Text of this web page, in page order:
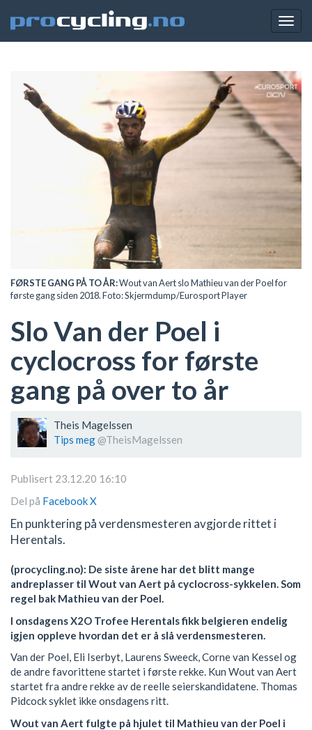
FØRSTE GANG PÅ TO ÅR:Wout van Aert slo Mathieu van der Poel for
første gang siden 2018. Foto: Skjermdump/Eurosport Player
Slo Van der Poel i
cyclocross for første
gang på over to år
Theis Magelssen
Tips meg @TheisMagelssen
Publisert 23.12.20 16:10
Del på FacebookX
En punktering på verdensmesteren avgjorde rittet i
Herentals.
(procycling.no): De siste årene har det blitt mange
andreplasser til Wout van Aert på cyclocross-sykkelen. Som
regel bak Mathieu van der Poel.
I onsdagens X2O Trofee Herentals fikk belgieren endelig
igjen oppleve hvordan det er å slå verdensmesteren.
Van der Poel, Eli Iserbyt, Laurens Sweeck, Corne van Kessel og
de andre favorittene startet i første rekke. Kun Wout van Aert
startet fra andre rekke av de reelle seierskandidatene. Thomas
Pidcock syklet ikke onsdagens ritt.
Wout van Aert fulgte på hjulet til Mathieu van der Poel i